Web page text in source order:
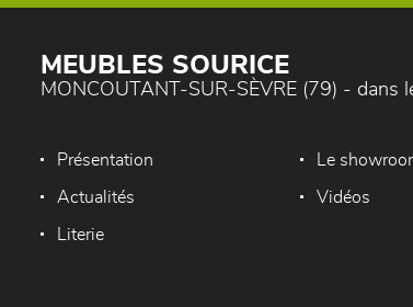
MEUBLES SOURICE
MONCOUTANT-SUR-SÈVRE (79) - dans
Présentation Le
Actualités Vidéos
Literie